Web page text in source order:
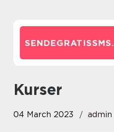
SENDEGRATISSMS.
Kurser
04 March 2023 admin